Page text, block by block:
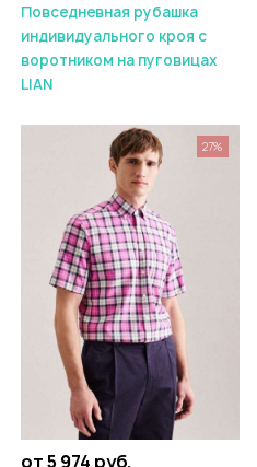
Повседневная рубашка
индивидуального кроя с
воротником на пуговицах
LIAN
от 5 974 руб.
27%